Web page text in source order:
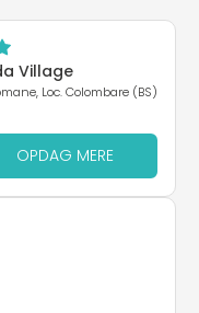
Village
Loc. Colombare (BS)
OPDAG MERE